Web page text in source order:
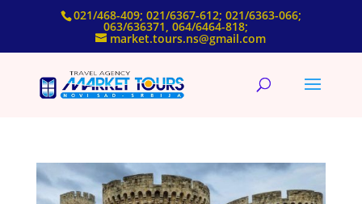
021/468-409; 021/6367-612; 021/6363-066;
063/636371, 064/6464-818;
market.tours.ns@gmail.com